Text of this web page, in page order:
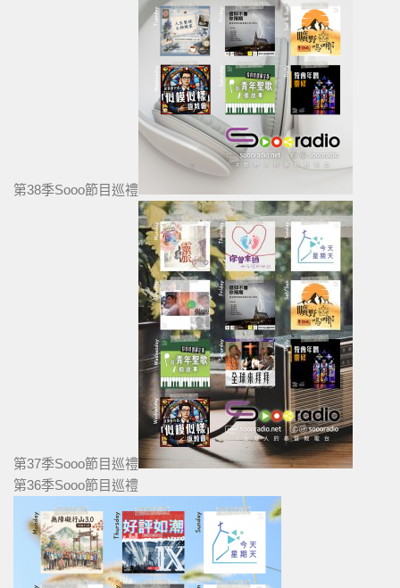
第38季Sooo節目巡禮
第37季Sooo節目巡禮
第36季Sooo節目巡禮